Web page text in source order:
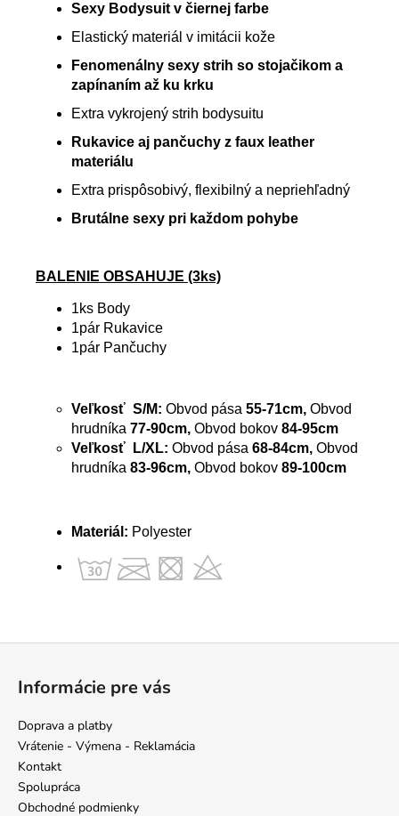
Sexy Bodysuit v čiernej farbe
Elastický materiál v imitácii kože
Fenomenálny sexy strih so stojačikom a
zapínaním až ku krku
Extra vykrojený strih bodysuitu
Rukavice aj pančuchy z faux leather
materiálu
Extra prispôsobivý, flexibilný a nepriehľadný
Brutálne sexy pri každom pohybe
BALENIE OBSAHUJE (3ks)
1ks Body
1pár Rukavice
1pár Pančuchy
Veľkosť S/M: Obvod pása 55-71cm, Obvod
hrudníka 77-90cm, Obvod bokov 84-95cm
Veľkosť L/XL: Obvod pása 68-84cm, Obvod
hrudníka 83-96cm, Obvod bokov 89-100cm
Materiál: Polyester
Informácie pre vás
Doprava a platby
Vrátenie - Výmena - Reklamácia
Kontakt
Spolupráca
Obchodné podmienky